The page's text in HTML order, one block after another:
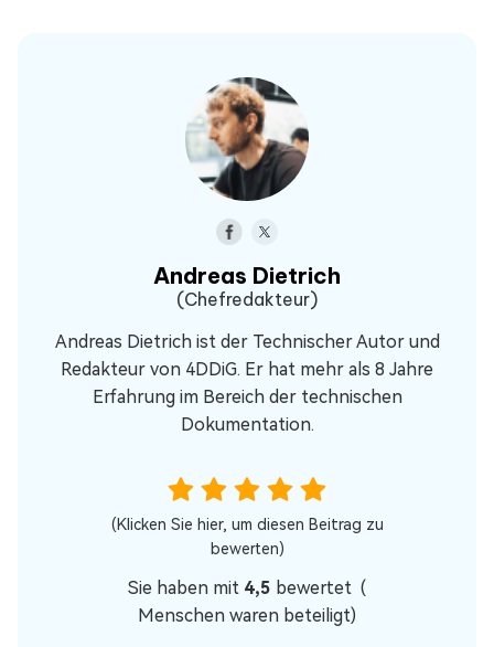
Andreas Dietrich
(Chefredakteur)
Andreas Dietrich ist der Technischer Autor und
Redakteur von 4DDiG. Er hat mehr als 8 Jahre
Erfahrung im Bereich der technischen
Dokumentation.
(Klicken Sie hier, um diesen Beitrag zu
bewerten)
Sie haben mit 4,5 bewertet (
Menschen waren beteiligt)